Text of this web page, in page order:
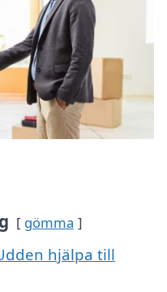
gömma
hjälpa till